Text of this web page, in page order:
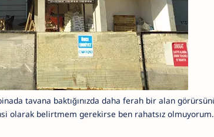
tavana baktığınızda daha ferah bir alan
olarak belirtmem gerekirse ben rahatsız